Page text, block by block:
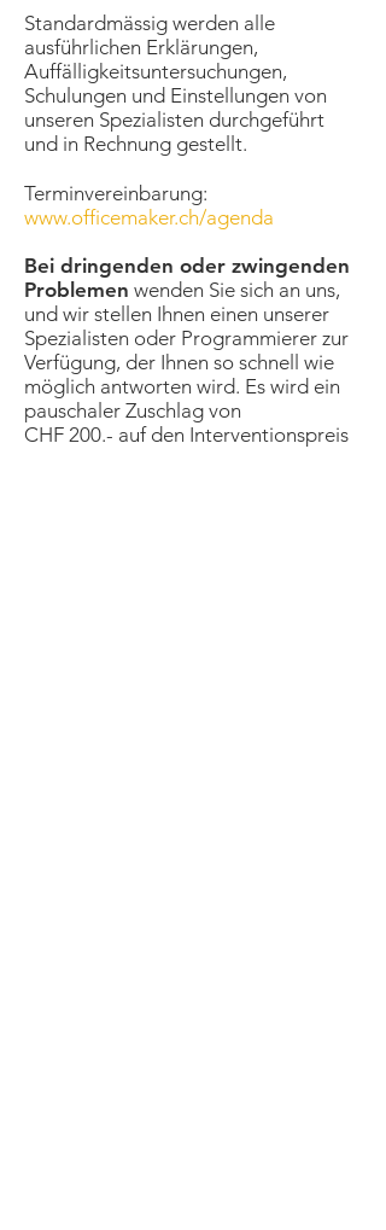
Standardmässig werden alle
ausführlichen Erklärungen,
Auffälligkeitsuntersuchungen,
Schulungen und Einstellungen von
unseren Spezialisten durchgeführt
und in Rechnung gestellt.
Terminvereinbarung:
www.officemaker.ch/agenda
Bei dringenden oder zwingenden
Problemen wenden Sie sich an uns,
und wir stellen Ihnen einen unserer
Spezialisten oder Programmierer zur
Verfügung, der Ihnen so schnell wie
möglich antworten wird. Es wird ein
pauschaler Zuschlag von
CHF 200.- auf den Interventionspreis